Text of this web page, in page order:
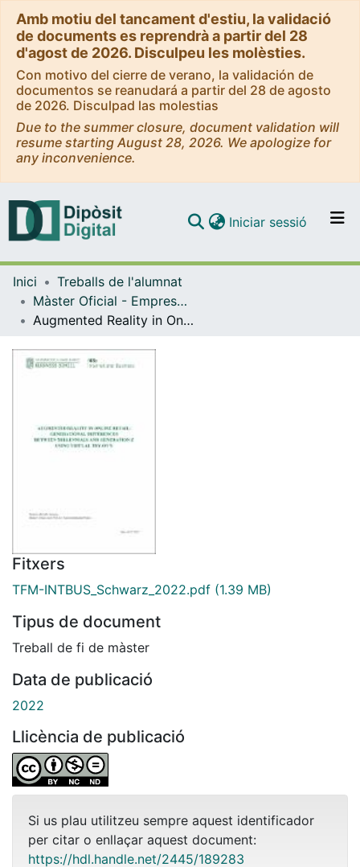
Amb motiu del tancament d'estiu, la validació
de documents es reprendrà a partir del 28
d'agost de 2026. Disculpeu les molèsties.
Con motivo del cierre de verano, la validación de
documentos se reanudará a partir del 28 de agosto
de 2026. Disculpad las molestias
Due to the summer closure, document validation will
resume starting August 28, 2026. We apologize for
any inconvenience.
Navega per tot el DD
Com publicar
Iniciar sessió (current)
Inici
Treballs de l'alumnat
Màster Oficial - Empresa Internacional / International Business
Augmented Reality in Online Retail : Generational Differences Between Millennials and Generation Z Using Virtual Try-On’s
Fitxers
TFM-INTBUS_Schwarz_2022.pdf (1.39 MB)
Tipus de document
Treball de fi de màster
Data de publicació
2022
Llicència de publicació
Si us plau utilitzeu sempre aquest identificador
per citar o enllaçar aquest document:
https://hdl.handle.net/2445/189283